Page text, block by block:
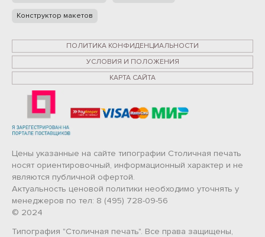
Конструктор макетов
ПОЛИТИКА КОНФИДЕНЦИАЛЬНОСТИ
УСЛОВИЯ И ПОЛОЖЕНИЯ
КАРТА САЙТА
Цены указанные на сайте типографии Столичная печать
носят ориентировочный, информационный характер и не
являются публичной офертой.
Актуальность ценовой политики необходимо уточнять у
менеджеров по тел: 8 (495) 728-09-56
© 2024
Типография "Столичная печать". Все права защищены,